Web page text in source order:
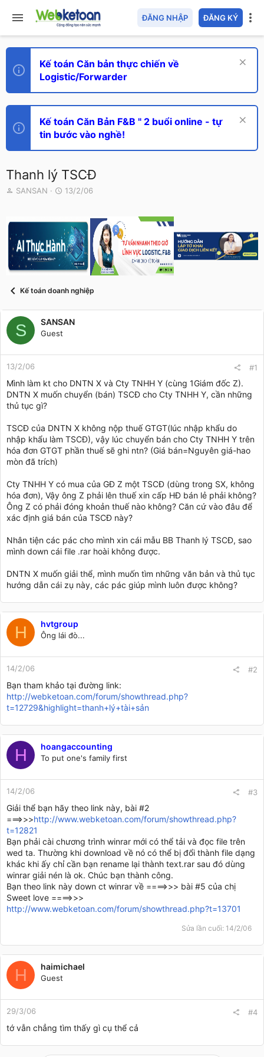
ĐĂNG NHẬP ĐĂNG KÝ
Kế toán Căn bản thực chiến về
Logistic/Forwarder
Kế toán Căn Bản F&B " 2 buổi online - tự
tin bước vào nghề!
Thanh lý TSCĐ
T
e
a
d
s
a
r
SANSAN
N
y
g
ử
i
13/2/06
Kế toán doanh nghiệp
S SANSAN
Guest
13/2/06 #1
Mình làm kt cho DNTN X và Cty TNHH Y (cùng 1Giám đốc Z).
DNTN X muốn chuyển (bán) TSCĐ cho Cty TNHH Y, cần những
thủ tục gì?
TSCĐ của DNTN X không nộp thuế GTGT(lúc nhập khẩu do
nhập khẩu làm TSCĐ), vậy lúc chuyển bán cho Cty TNHH Y trên
hóa đơn GTGT phần thuế sẽ ghi ntn? (Giá bán=Nguyên giá-hao
mòn đã trích)
Cty TNHH Y có mua của GĐ Z một TSCĐ (dùng trong SX, không
hóa đơn), Vậy ông Z phải lên thuế xin cấp HĐ bán lẻ phải không?
Ông Z có phải đóng khoản thuế nào không? Căn cứ vào đâu để
xác định giá bán của TSCĐ này?
Nhân tiện các pác cho mình xin cái mẫu BB Thanh lý TSCĐ, sao
mình down cái file .rar hoài không được.
DNTN X muốn giải thể, mình muốn tìm những văn bản và thủ tục
hướng dẫn cái zụ này, các pác giúp mình luôn được không?
H hvtgroup
Ông lái đò...
14/2/06 #2
Bạn tham khảo tại đường link:
http://webketoan.com/forum/showthread.php?
t=12729&highlight=thanh+lý+tài+sản
H hoangaccounting
To put one's family first
14/2/06 #3
Giải thể bạn hãy theo link này, bài #2
===>>>http://www.webketoan.com/forum/showthread.php?
t=12821
Bạn phải cài chương trình winrar mới có thể tải và đọc file trên
wed ta. Thường khi download về nó có thể bị đổi thành file dạng
khác khi ấy chỉ cần bạn rename lại thành text.rar sau đó dùng
winrar giải nén là ok. Chúc bạn thành công.
Bạn theo link này down ct winrar về ====>>> bài #5 của chị
Sweet love ====>>>
http://www.webketoan.com/forum/showthread.php?t=13701
Sửa lần cuối: 14/2/06
H haimichael
Guest
29/3/06 #4
tớ vẫn chẳng tìm thấy gì cụ thể cả